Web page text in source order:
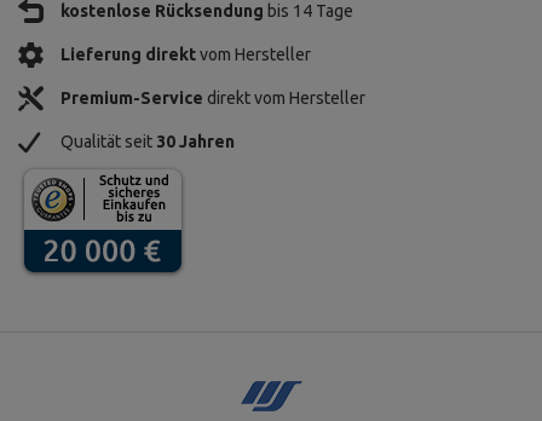
kostenlose Rücksendung bis 14 Tage
Lieferung direktvom Hersteller
Premium-Service direkt vom Hersteller
Qualität seit 30 Jahren